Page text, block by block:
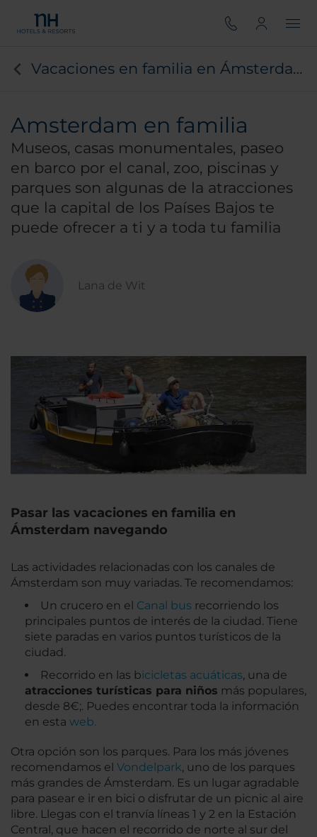
Vacaciones en familia en Ámsterdam
Amsterdam en familia
Museos, casas monumentales, paseo
en barco por el canal, zoo, piscinas y
parques son algunas de la atracciones
que la capital de los Países Bajos te
puede ofrecer a ti y a toda tu familia
Lana de Wit
Pasar las vacaciones en familia en
Ámsterdam navegando
Las actividades relacionadas con los canales de
Ámsterdam son muy variadas. Te recomendamos:
Un crucero en el Canal bus recorriendo los
principales puntos de interés de la ciudad. Tiene
siete paradas en varios puntos turísticos de la
ciudad.
Recorrido en las bicicletas acuáticas, una de
atracciones turísticas para niños más populares,
desde 8€;. Puedes encontrar toda la información
en esta web.
Otra opción son los parques. Para los más jóvenes
recomendamos el Vondelpark, uno de los parques
más grandes de Ámsterdam. Es un lugar agradable
para pasear e ir en bici o disfrutar de un picnic al aire
libre. Llegas con el tranvía líneas 1 y 2 en la Estación
Central, que hacen el recorrido de norte al sur del